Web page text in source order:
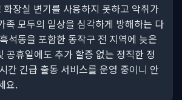
장실 변기를 사용하지 못하고 악취가
족 모두의 일상을 심각하게 방해하는 다
석동을 포함한 동작구 전 지역에 늦은
공휴일에도 추가 할증 없는 정직한 정
간 긴급 출동 서비스를 운영 중이니 안
요.